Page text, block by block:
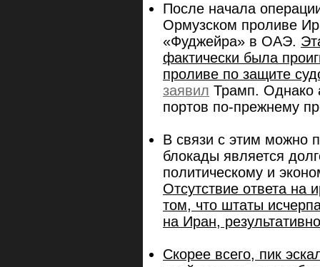
После начала
Ормузском проливе
«Фуджейра» в ОАЭ.
фактически была
проливе по защите
заявил Трамп. Однако
портов по-прежнему
В связи с этим можно
блокады является
политическому и
Отсутствие ответа на
том, что штаты
на Иран,
Скорее всего, пик